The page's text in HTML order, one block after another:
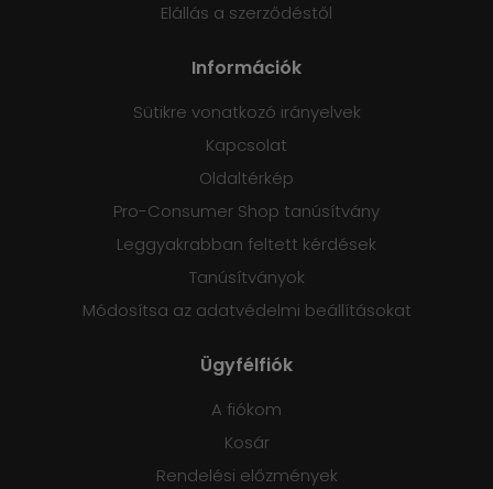
Elállás a szerződéstől
Információk
Sütikre vonatkozó irányelvek
Kapcsolat
Oldaltérkép
Pro-Consumer Shop tanúsítvány
Leggyakrabban feltett kérdések
Tanúsítványok
Módosítsa az adatvédelmi beállításokat
Ügyfélfiók
A fiókom
Kosár
Rendelési előzmények